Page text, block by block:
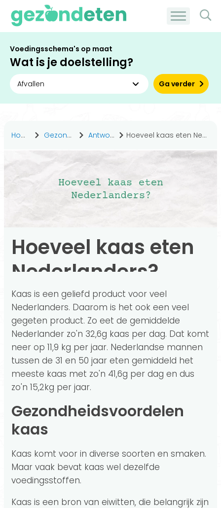
Voedingsschema's op maat
Wat is je doelstelling?
Ga verder
Home Gezond leven Antwoorden Hoeveel kaas eten Nederlanders?
Hoeveel kaas eten
Nederlanders?
Kaas is een geliefd product voor veel
Nederlanders. Daarom is het ook een veel
gegeten product. Zo eet de gemiddelde
Nederlander zo'n 32,6g kaas per dag. Dat komt
neer op 11,9 kg per jaar. Nederlandse mannen
tussen de 31 en 50 jaar eten gemiddeld het
meeste kaas met zo'n 41,6g per dag en dus
zo'n 15,2kg per jaar.
Gezondheidsvoordelen
kaas
Kaas komt voor in diverse soorten en smaken.
Maar vaak bevat kaas wel dezelfde
voedingsstoffen.
Kaas is een bron van eiwitten, die belangrijk zijn